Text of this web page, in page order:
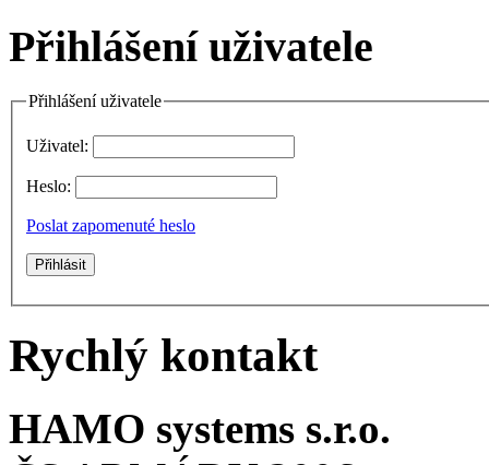
Přihlášení uživatele
Přihlášení uživatele
Uživatel:
Heslo:
Poslat zapomenuté heslo
Rychlý kontakt
HAMO systems s.r.o.